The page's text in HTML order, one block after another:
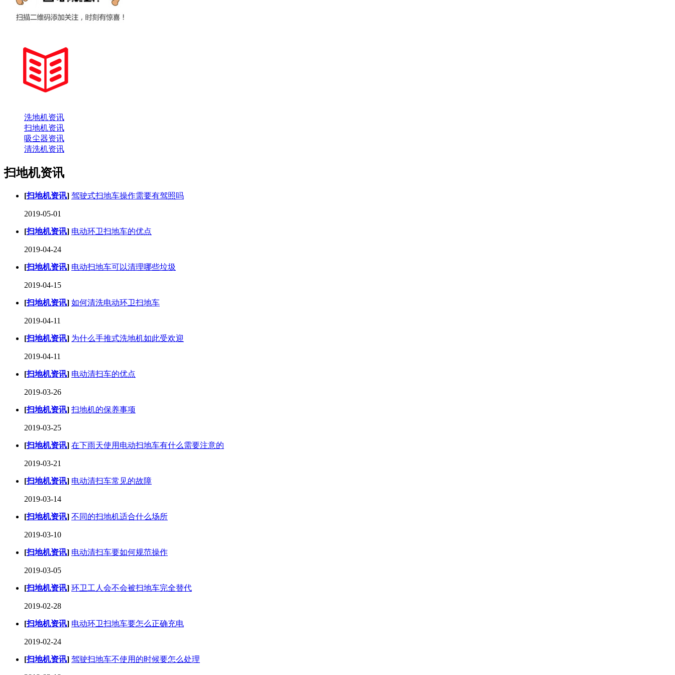
洗地机资讯
扫地机资讯
吸尘器资讯
清洗机资讯
扫地机资讯
[扫地机资讯] 驾驶式扫地车操作需要有驾照吗
2019-05-01
[扫地机资讯] 电动环卫扫地车的优点
2019-04-24
[扫地机资讯] 电动扫地车可以清理哪些垃圾
2019-04-15
[扫地机资讯] 如何清洗电动环卫扫地车
2019-04-11
[扫地机资讯] 为什么手推式洗地机如此受欢迎
2019-04-11
[扫地机资讯] 电动清扫车的优点
2019-03-26
[扫地机资讯] 扫地机的保养事项
2019-03-25
[扫地机资讯] 在下雨天使用电动扫地车有什么需要注意的
2019-03-21
[扫地机资讯] 电动清扫车常见的故障
2019-03-14
[扫地机资讯] 不同的扫地机适合什么场所
2019-03-10
[扫地机资讯] 电动清扫车要如何规范操作
2019-03-05
[扫地机资讯] 环卫工人会不会被扫地车完全替代
2019-02-28
[扫地机资讯] 电动环卫扫地车要怎么正确充电
2019-02-24
[扫地机资讯] 驾驶扫地车不使用的时候要怎么处理